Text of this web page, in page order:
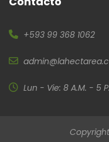
+593 99 368 1062
Lun - Vie: 8 A.M. - 5